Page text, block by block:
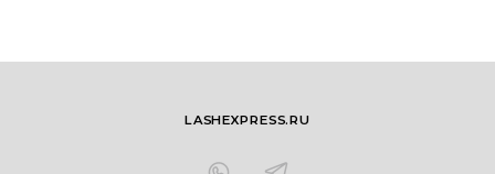
LASHEXPRESS.RU